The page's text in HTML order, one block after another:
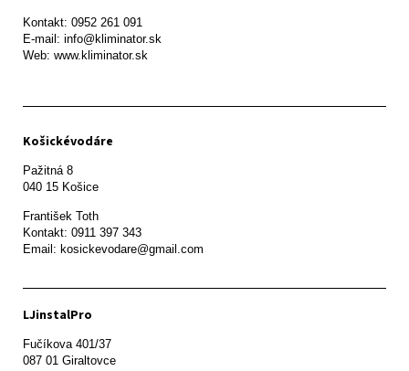
Kontakt: 0952 261 091
E-mail: info@kliminator.sk
Web: www.kliminator.sk
Košickévodáre
Pažitná 8
František Toth
Kontakt: 0911 397 343
Email: kosickevodare@gmail.com
LJinstalPro
Fučíkova 401/37
087 01 Giraltovce